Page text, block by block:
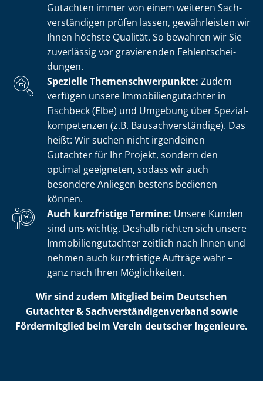
Gutachten immer von einem weiteren Sach­
ver­stän­di­gen prüfen lassen, gewährleisten wir
Ihnen höchste Qualität. So bewahren wir Sie
zuverlässig vor gravierenden Fehl­ent­schei­
dun­gen.
Spezielle The­men­schwer­punk­te: Zudem
verfügen unsere Im­mo­bi­li­en­gut­ach­ter in
Fischbeck (Elbe) und Umgebung über Spe­zi­al­
kom­pe­ten­zen (z.B. Bau­sach­ver­stän­di­ge). Das
heißt: Wir suchen nicht irgendeinen
Gutachter für Ihr Projekt, sondern den
optimal geeigneten, sodass wir auch
besondere Anliegen bestens bedienen
können.
Auch kurzfristige Termine: Unsere Kunden
sind uns wichtig. Deshalb richten sich unsere
Im­mo­bi­li­en­gut­ach­ter zeitlich nach Ihnen und
nehmen auch kurzfristige Aufträge wahr –
ganz nach Ihren Möglichkeiten.
Wir sind zudem Mitglied beim Deutschen
Gutachter & Sach­ver­stän­di­gen­ver­band sowie
Fördermitglied beim Verein deutscher Ingenieure.